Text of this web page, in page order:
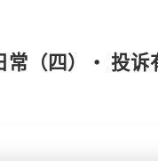
常（四）・ 投诉